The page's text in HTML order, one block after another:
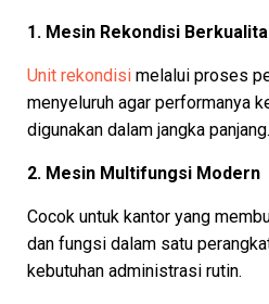
1. Mesin Rekondisi
Unit rekondisi melalui proses
menyeluruh agar performanya
digunakan dalam jangka panjang.
2. Mesin Multifungsi Modern
Cocok untuk kantor yang
dan fungsi dalam satu
kebutuhan administrasi rutin.